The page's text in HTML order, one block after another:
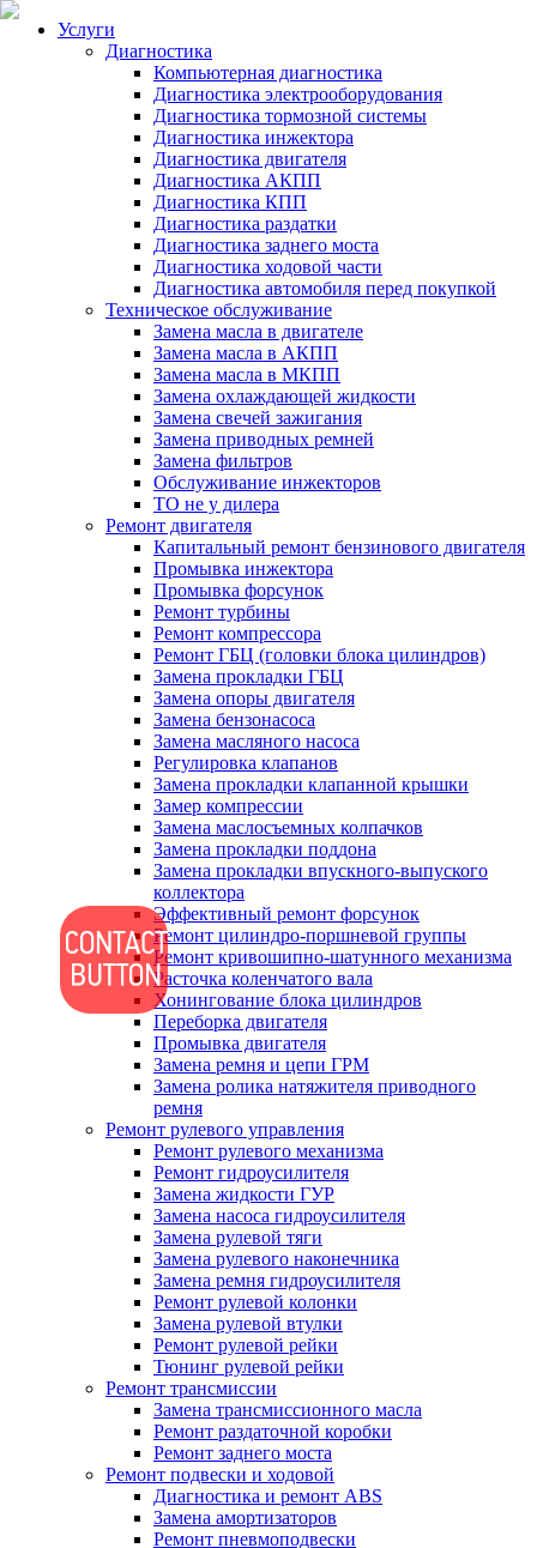
Услуги
Диагностика
Компьютерная диагностика
Диагностика электрооборудования
Диагностика тормозной системы
Диагностика инжектора
Диагностика двигателя
Диагностика АКПП
Диагностика КПП
Диагностика раздатки
Диагностика заднего моста
Диагностика ходовой части
Диагностика автомобиля перед покупкой
Техническое обслуживание
Замена масла в двигателе
Замена масла в АКПП
Замена масла в МКПП
Замена охлаждающей жидкости
Замена свечей зажигания
Замена приводных ремней
Замена фильтров
Обслуживание инжекторов
ТО не у дилера
Ремонт двигателя
Капитальный ремонт бензинового двигателя
Промывка инжектора
Промывка форсунок
Ремонт турбины
Ремонт компрессора
Ремонт ГБЦ (головки блока цилиндров)
Замена прокладки ГБЦ
Замена опоры двигателя
Замена бензонасоса
Замена масляного насоса
Регулировка клапанов
Замена прокладки клапанной крышки
Замер компрессии
Замена маслосъемных колпачков
Замена прокладки поддона
Замена прокладки впускного-выпуского
коллектора
Эффективный ремонт форсунок
Ремонт цилиндро-поршневой группы
Ремонт кривошипно-шатунного механизма
Расточка коленчатого вала
Хонингование блока цилиндров
Переборка двигателя
Промывка двигателя
Замена ремня и цепи ГРМ
Замена ролика натяжителя приводного
ремня
Ремонт рулевого управления
Ремонт рулевого механизма
Ремонт гидроусилителя
Замена жидкости ГУР
Замена насоса гидроусилителя
Замена рулевой тяги
Замена рулевого наконечника
Замена ремня гидроусилителя
Ремонт рулевой колонки
Замена рулевой втулки
Ремонт рулевой рейки
Тюнинг рулевой рейки
Ремонт трансмиссии
Замена трансмиссионного масла
Ремонт раздаточной коробки
Ремонт заднего моста
Ремонт подвески и ходовой
Диагностика и ремонт ABS
Замена амортизаторов
Ремонт пневмоподвески